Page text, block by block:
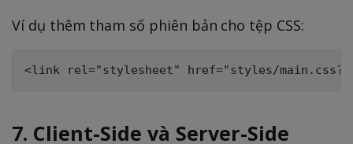
Ví dụ thêm tham số phiên bản cho tệp CSS:
7. Client-Side và Server-Side